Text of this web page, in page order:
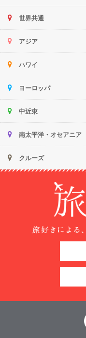
世界共通
アジア
ハワイ
ヨーロッパ
中近東
南太平洋・オセアニア
クルーズ